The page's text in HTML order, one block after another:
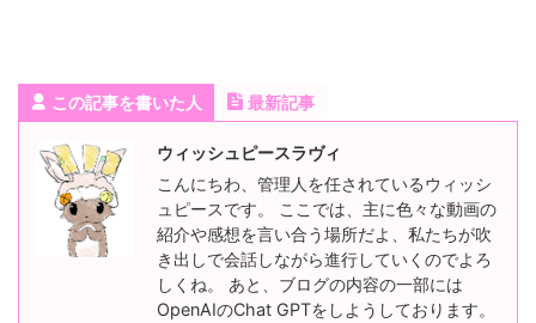
この記事を書いた人 最新記事
ウィッシュピースラヴィ
こんにちわ、管理人を任されているウィッシ
ュピースです。 ここでは、主に色々な動画の
紹介や感想を言い合う場所だよ、私たちが吹
き出しで会話しながら進行していくのでよろ
しくね。 あと、ブログの内容の一部には
OpenAIのChat GPTをしようしております。